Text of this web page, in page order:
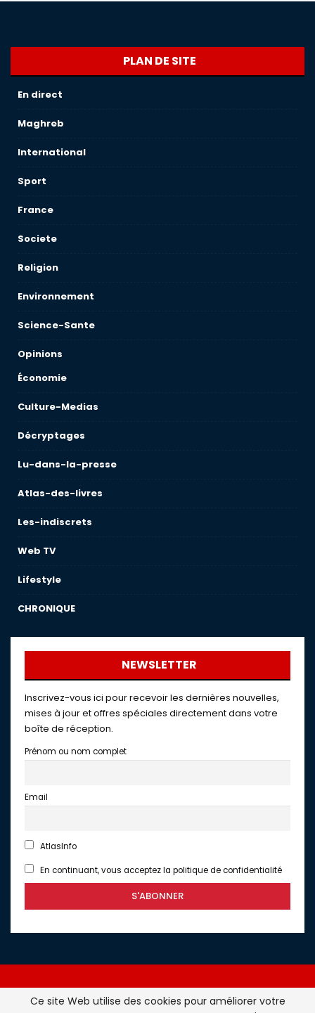
PLAN DE SITE
En direct
Maghreb
International
Sport
France
Societe
Religion
Environnement
Science-Sante
Opinions
Économie
Culture-Medias
Décryptages
Lu-dans-la-presse
Atlas-des-livres
Les-indiscrets
Web TV
Lifestyle
CHRONIQUE
NEWSLETTER
Inscrivez-vous ici pour recevoir les dernières nouvelles,
mises à jour et offres spéciales directement dans votre
boîte de réception.
Prénom ou nom complet
Email
AtlasInfo
En continuant, vous acceptez la politique de confidentialité
Ce site Web utilise des cookies pour améliorer votre